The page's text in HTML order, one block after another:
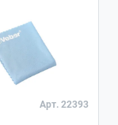
Арт. 22393